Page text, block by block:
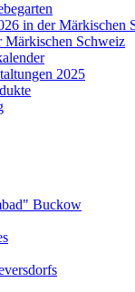
in der Märkischen
Märkischen Schweiz
2025
Buckow